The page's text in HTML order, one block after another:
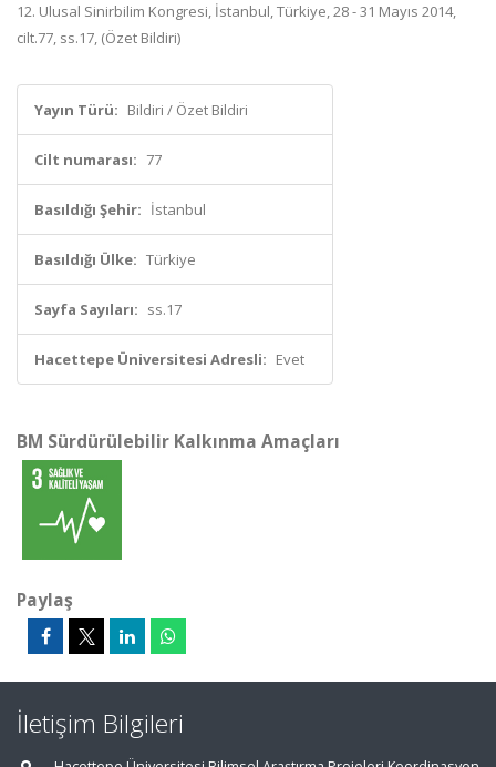
12. Ulusal Sinirbilim Kongresi, İstanbul, Türkiye, 28 - 31 Mayıs 2014,
cilt.77, ss.17, (Özet Bildiri)
Yayın Türü: Bildiri / Özet Bildiri
Cilt numarası: 77
Basıldığı Şehir: İstanbul
Basıldığı Ülke: Türkiye
Sayfa Sayıları: ss.17
Hacettepe Üniversitesi Adresli: Evet
BM Sürdürülebilir Kalkınma Amaçları
Paylaş
İletişim Bilgileri